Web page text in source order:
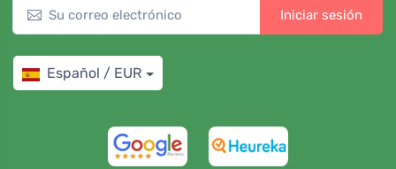
Iniciar sesión
Español / EUR